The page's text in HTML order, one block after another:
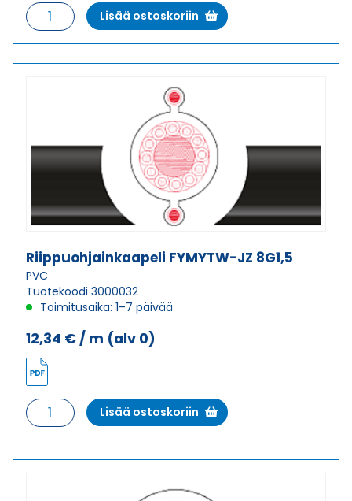
Riippuohjainkaapeli
FYMYTW-
OZ
Lisää ostoskoriin
Riippuohjainkaapeli FYMYTW-JZ 8G1,5
PVC
Tuotekoodi 3000032
Toimitusaika: 1–7 päivää
12,34 € / m (alv 0)
Riippuohjainkaapeli
FYMYTW-
JZ
Lisää ostoskoriin